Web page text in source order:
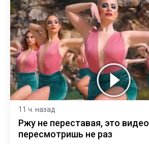
11 ч. назад
Ржу не переставая, это видео
пересмотришь не раз